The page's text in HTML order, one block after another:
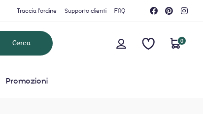
Traccia l'ordine Supporto clienti FAQ
0
Promozioni